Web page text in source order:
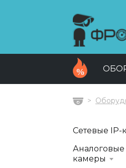
Главная
Сетевые IP-
Аналоговые
камеры